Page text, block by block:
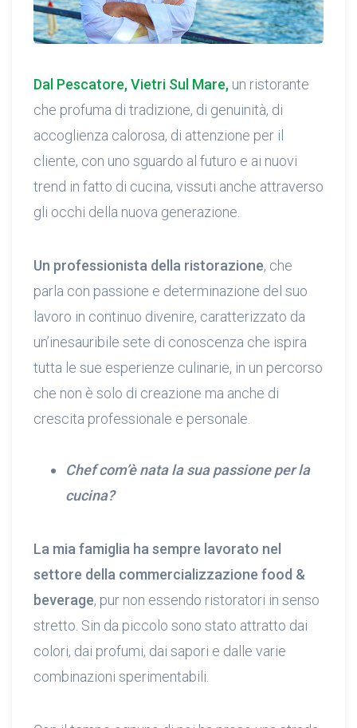
Dal Pescatore, Vietri Sul Mare, un ristorante
che profuma di tradizione, di genuinità, di
accoglienza calorosa, di attenzione per il
cliente, con uno sguardo al futuro e ai nuovi
trend in fatto di cucina, vissuti anche attraverso
gli occhi della nuova generazione.
Un professionista della ristorazione, che
parla con passione e determinazione del suo
lavoro in continuo divenire, caratterizzato da
un’inesauribile sete di conoscenza che ispira
tutta le sue esperienze culinarie, in un percorso
che non è solo di creazione ma anche di
crescita professionale e personale.
Chef com’è nata la sua passione per la
cucina?
La mia famiglia ha sempre lavorato nel
settore della commercializzazione food &
beverage, pur non essendo ristoratori in senso
stretto. Sin da piccolo sono stato attratto dai
colori, dai profumi, dai sapori e dalle varie
combinazioni sperimentabili.